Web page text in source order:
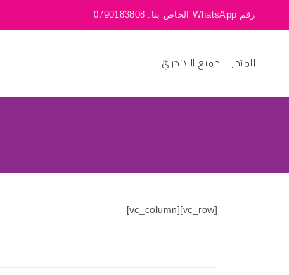
رقم WhatsApp الخاص بنا: 0790183808
المتجر جميع اللانجري
[vc_row][vc_column]